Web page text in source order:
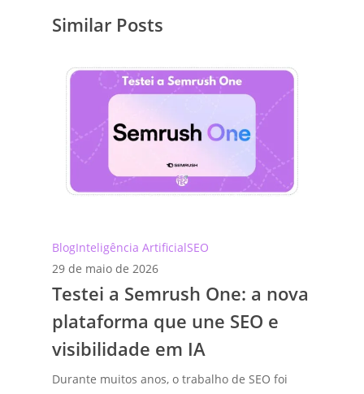
Similar Posts
BlogInteligência ArtificialSEO
Semrush
a
plataforma
29 de maio de 2026
Testei a Semrush One: a nova
plataforma que une SEO e
visibilidade em IA
Durante muitos anos, o trabalho de SEO foi